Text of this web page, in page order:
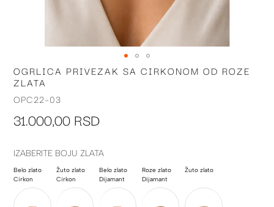
Skip
to
the
of
gallery
OGRLICA PRIVEZAK SA CIRKONOM OD ROZE
ZLATA
OPC22-03
31.000,00 RSD
IZABERITE BOJU ZLATA
Belo zlato
Cirkon
Žuto zlato
Cirkon
Belo zlato
Dijamant
Roze zlato
Dijamant
Žuto zlato